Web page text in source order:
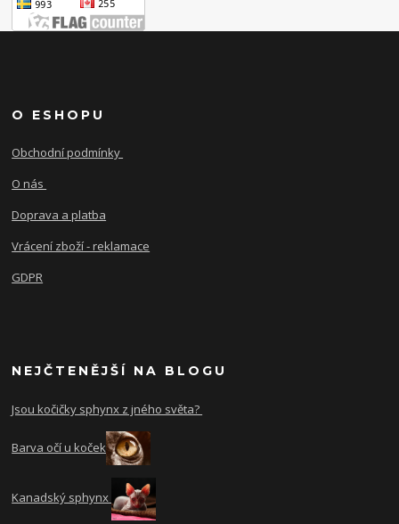
O ESHOPU
Obchodní podmínky
O nás
Doprava a platba
Vrácení zboží - reklamace
GDPR
NEJČTENĚJŠÍ NA BLOGU
Jsou kočičky sphynx z jného světa?
Barva očí u koček
Kanadský sphynx